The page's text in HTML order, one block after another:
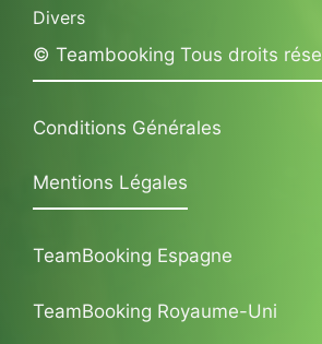
Divers
© Teambooking Tous droits
Conditions Générales
Mentions Légales
TeamBooking Espagne
TeamBooking Royaume-Uni